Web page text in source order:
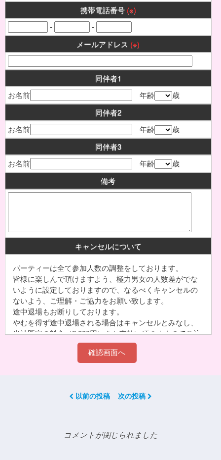
携帯電話番号 (※)
-
-
メールアドレス (※)
同伴者1
お名前
年齢
歳
同伴者2
お名前
年齢
歳
同伴者3
お名前
年齢
歳
備考
キャンセルについて
パーティーは全て参加人数の調整をしております。
皆様に楽しんで頂けますよう、極力男女の人数差がでな
いように設定しておりますので、なるべくキャンセルの
ないよう、ご理解・ご協力をお願い致します。
途中退場もお断りしております。
やむを得ず途中退場される場合はキャンセルとみなし、
当社既定の料金（2,000円）をお支払い頂きますのでご注
意下さい。グループでご予約された分のキャンセルは、
代表者様へキャンセル料をご請求させて頂きます。
どでのキャンセル、
「申込受付メール」が届かなかった(=お客様が受信され
以前の投稿 次の投稿
コメントが閉じられました